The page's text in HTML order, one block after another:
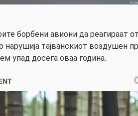
борбени авиони да реагираат
нарушија тајванскиот воздушен
упад досега оваа година.